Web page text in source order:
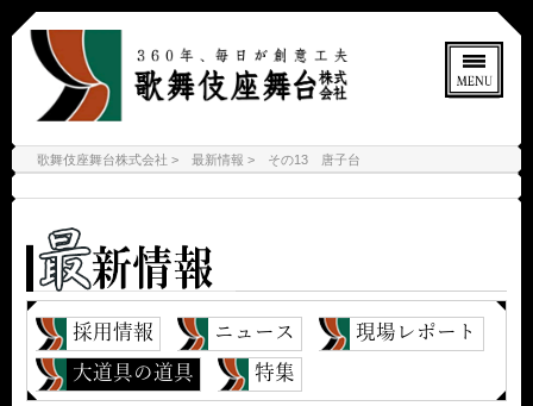
歌舞伎座舞台株式会社 最新情報 その13 唐子台
採用情報 ニュース
現場レポート
大道具の道具
特集